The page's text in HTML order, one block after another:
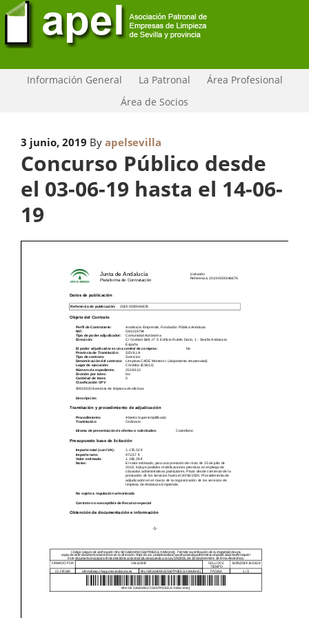
Información General La Patronal
Área Profesional
Área de Socios
3 junio, 2019 By apelsevilla
Concurso Público desde
el 03-06-19 hasta el 14-06-
19